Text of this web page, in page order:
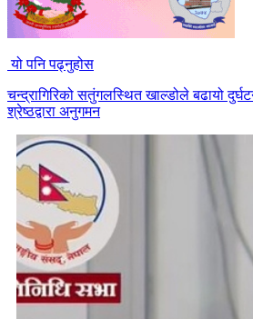
यो पनि पढ्नुहोस
चन्द्रागिरिको सतुंगलस्थित खाल्डोले बढायो
श्रेष्ठद्वारा अनुगमन